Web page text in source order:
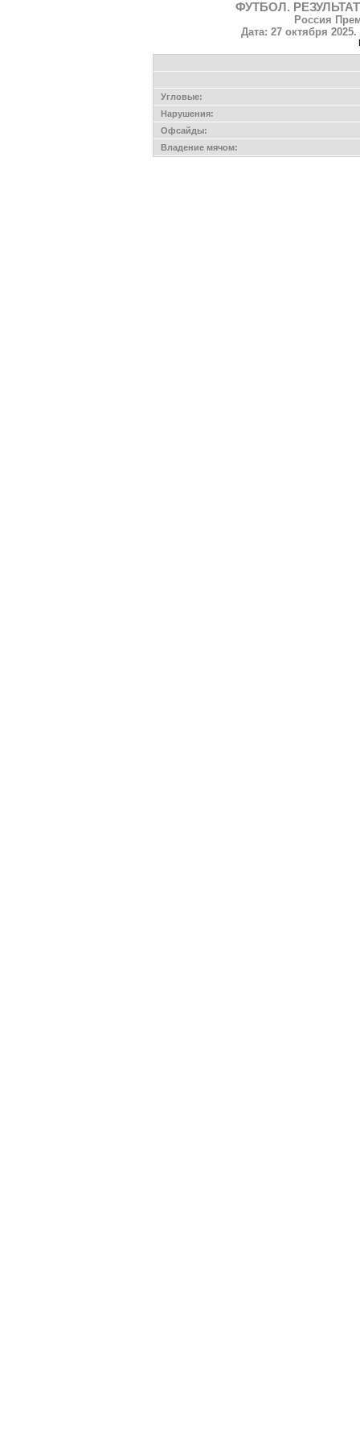
ФУТБОЛ.
Россия
Дата: 27 октября
Угловые:
Нарушения:
Офсайды:
Владение мячом: